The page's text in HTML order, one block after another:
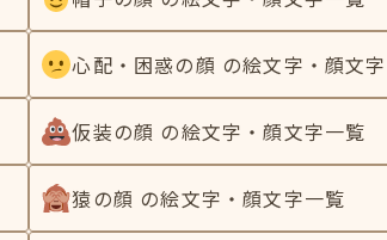
心配・困惑の顔 の絵文字・顔文
仮装の顔 の絵文字・顔文字一覧
猿の顔 の絵文字・顔文字一覧